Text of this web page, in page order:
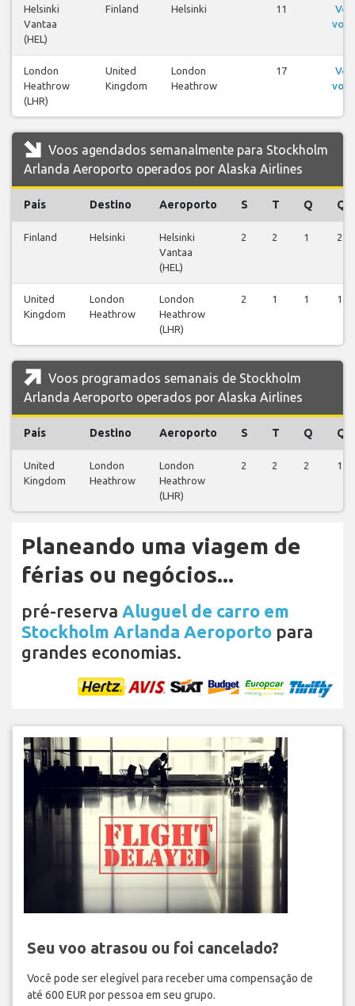
Helsinki
Vantaa
(HEL)
Finland Helsinki 11
Ver
voos
London
Heathrow
(LHR)
United
Kingdom
London
Heathrow
17
Ver
voos
Voos agendados semanalmente para Stockholm
Arlanda Aeroporto operados por Alaska Airlines
País Destino Aeroporto S T Q Q
Finland Helsinki
Helsinki
Vantaa
(HEL)
2 2 1 2
United
Kingdom
London
Heathrow
London
Heathrow
(LHR)
2 1 1 1
Voos programados semanais de Stockholm
Arlanda Aeroporto operados por Alaska Airlines
País Destino Aeroporto S T Q Q
United
Kingdom
London
Heathrow
London
Heathrow
(LHR)
2 2 2 1
Planeando uma viagem de
férias ou negócios...
pré-reserva Aluguel de carro em
Stockholm Arlanda Aeroporto para
grandes economias.
Seu voo atrasou ou foi cancelado?
Você pode ser elegível para receber uma compensação de
até 600 EUR por pessoa em seu grupo.